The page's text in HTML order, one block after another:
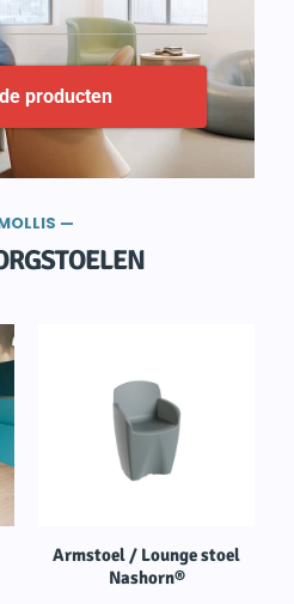
producten
—
Armstoel / Lounge stoel
Nashorn®